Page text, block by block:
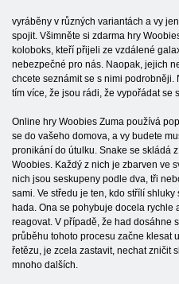
vyráběny v různých variantách a vy
spojit. Všimněte si zdarma hry
koloboks, kteří přijeli ze vzdálené
nebezpečné pro nás. Naopak, jejich
chcete seznámit se s nimi podrobněji.
tím více, že jsou rádi, že vypořádat se
Online hry Woobies Zuma používá
se do vašeho domova, a vy budete
pronikání do útulku. Snake se skládá
Woobies. Každý z nich je zbarven ve
nich jsou seskupeny podle dva, tři
sami. Ve středu je ten, kdo střílí
hada. Ona se pohybuje docela rychle
reagovat. V případě, že had dosáhne
průběhu tohoto procesu začne klesat
řetězu, je zcela zastavit, nechat zničit
mnoho dalších.